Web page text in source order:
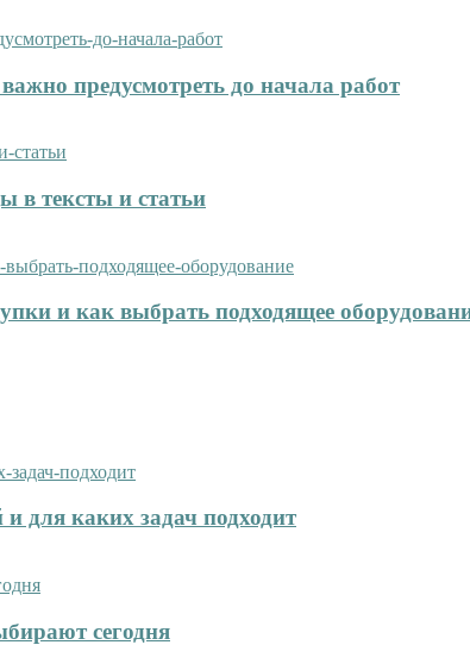
предусмотреть до начала работ
в тексты и статьи
и как выбрать подходящее
для каких задач подходит
сегодня